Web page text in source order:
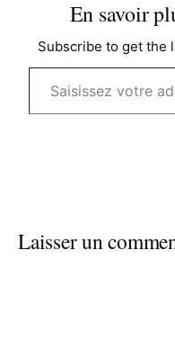
En savoir
Subscribe to get the
Saisissez votre adresse e-mail…
Laisser un